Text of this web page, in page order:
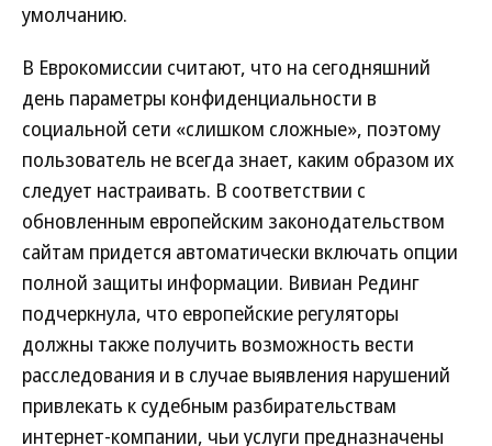
умолчанию.
В Еврокомиссии считают, что на сегодняшний
день параметры конфиденциальности в
социальной сети «слишком сложные», поэтому
пользователь не всегда знает, каким образом их
следует настраивать. В соответствии с
обновленным европейским законодательством
сайтам придется автоматически включать опции
полной защиты информации. Вивиан Рединг
подчеркнула, что европейские регуляторы
должны также получить возможность вести
расследования и в случае выявления нарушений
привлекать к судебным разбирательствам
интернет-компании, чьи услуги предназначены